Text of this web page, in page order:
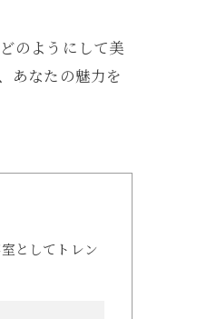
のようにして美
あなたの魅力を
としてトレン